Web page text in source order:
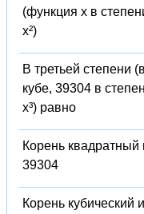
(функция x в
x²)
В третьей степени (в
кубе, 39304 в
x³) равно
Корень квадратный
39304
Корень кубический